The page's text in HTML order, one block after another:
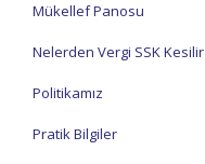
Mükellef Panosu
Nelerden Vergi SSK Kesilir
Politikamız
Pratik Bilgiler